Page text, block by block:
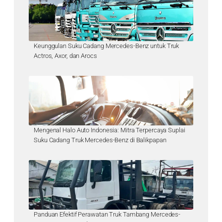
Keunggulan Suku Cadang Mercedes-Benz untuk Truk
Actros, Axor, dan Arocs
Mengenal Halo Auto Indonesia: Mitra Terpercaya Suplai
Suku Cadang Truk Mercedes-Benz di Balikpapan
Panduan Efektif Perawatan Truk Tambang Mercedes-